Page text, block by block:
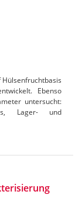
Ebenso
untersucht:
Lager- und